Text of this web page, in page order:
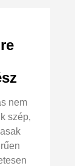
nem
szép,